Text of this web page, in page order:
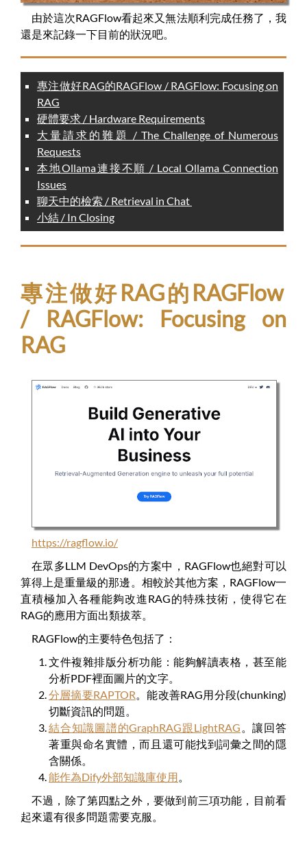
由於這次RAGFlow看起來又無法順利完成任務了，我
還是來記錄一下目前的狀況吧。
專注做好RAG的RAGFlow / RAGFlow: Focusing on
RAG
硬體要求 / Hardware Requirements
大量請求的難題 / The Challenge of Numerous
Requests
本地Ollama連接不順 / Local Ollama Connection
Issues
聊天中的檢索 / Retrieval in Chat
小結 / In Closing
專注做好RAG的RAGFlow
/ RAGFlow: Focusing on
RAG
https://ragflow.io/
在眾多LLM DevOps的方案中，RAGFlow也絕對可以
算得上是重量級的那邊。相較於其他方案，RAGFlow一
直積極加入各種能夠改進RAG的特殊技術，使得它在
RAG的應用方面出類拔萃。
RAGFlow的主要特色包括了：
文件複雜排版分析功能：能夠解讀表格，甚至能
分析PDF裡面圖片的文字。
分層摘要RAPTOR。能改善RAG用分段(chunking)
切斷資訊的問題。
結合知識圖譜的GraphRAG跟LightRAG 。讓回答
著重與命名實體，而且還可能找到詞彙之間的隱
含關係。
能作為Dify外部知識庫使用。
不過，除了第四點之外，要做到前三項功能，目前看
起來還有很多問題需要克服。